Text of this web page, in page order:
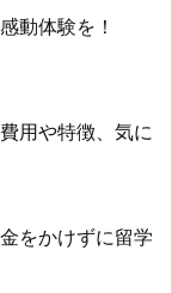
動体験を！
用や特徴、気に
をかけずに留学